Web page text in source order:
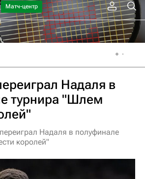
Матч-центр
Надаля в
турнира "Шлем
Надаля в полуфинале
королей"